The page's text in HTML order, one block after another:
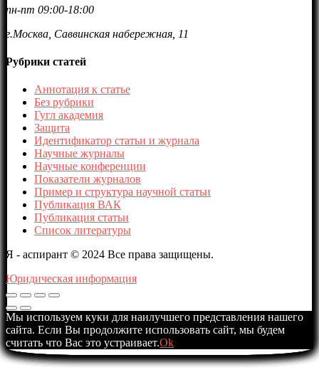
пн-пт 09:00-18:00
г.Москва, Саввинская набережная, 11
Рубрики статей
Аннотация к статье
Без рубрики
Гугл академия
Защита
Идентификатор статьи и журнала
Научные журналы
Научные конференции
Показатели журналов
Пример и структура научной статьи
Публикация ВАК
Публикация статьи
Список литературы
Я - аспирант © 2024 Все права защищены.
Юридическая информация
Мы используем куки для наилучшего представления нашего
сайта. Если Вы продолжите использовать сайт, мы будем
считать что Вас это устраивает.Ok